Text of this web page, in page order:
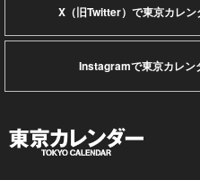
X（旧Twitter）で東京カレン
Instagramで東京カレン